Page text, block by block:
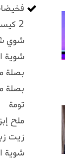
2 كيسان صغار أرز بسمتي
شوي
شوية
بصلة
بصلة
تومة
ملح
زيت
شوية